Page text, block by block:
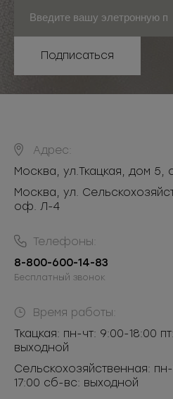
Подписаться
Адрес:
Москва, ул.Ткацкая, дом 5,
Москва, ул.
оф. Л-4
Телефоны:
8-800-600-14-83
Бесплатный звонок
Время работы:
Ткацкая: пн-чт: 9:00-18:00
выходной
Сельскохозяйственная:
17:00 сб-вс: выходной